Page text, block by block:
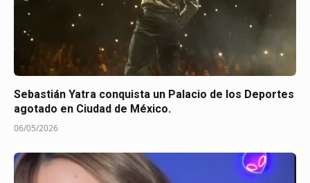
Sebastián Yatra conquista un Palacio de los Deportes
agotado en Ciudad de México.
06/05/2026